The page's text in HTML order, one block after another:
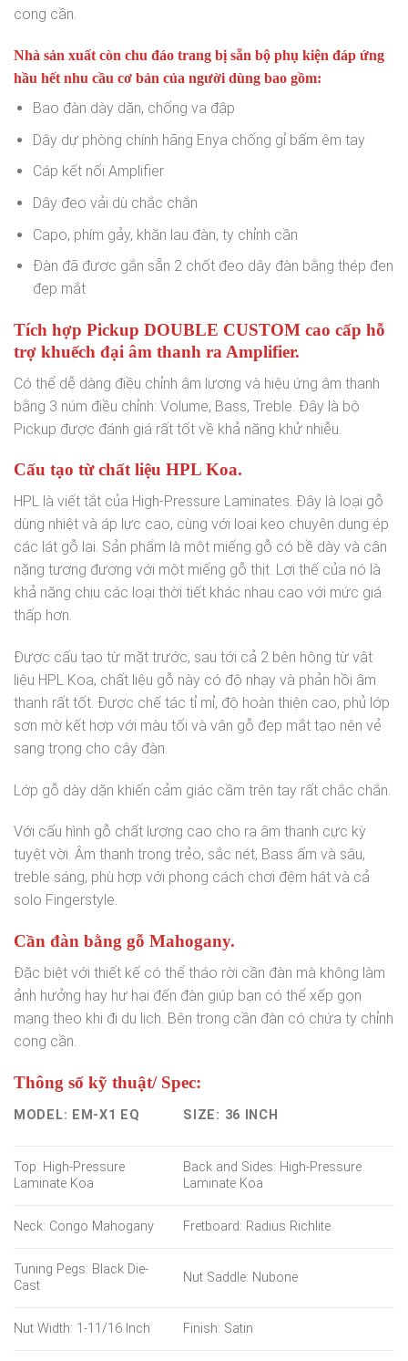
cong cần.
Nhà sản xuất còn chu đáo trang bị sẵn bộ phụ kiện đáp ứng
hầu hết nhu cầu cơ bản của người dùng bao gồm:
Bao đàn dày dặn, chống va đập
Dây dự phòng chính hãng Enya chống gỉ bấm êm tay
Cáp kết nối Amplifier
Dây đeo vải dù chắc chắn
Capo, phím gảy, khăn lau đàn, ty chỉnh cần
Đàn đã được gắn sẵn 2 chốt đeo dây đàn bằng thép đen
đẹp mắt
Tích hợp Pickup DOUBLE CUSTOM cao cấp hỗ
trợ khuếch đại âm thanh ra Amplifier.
Có thể dễ dàng điều chỉnh âm lượng và hiệu ứng âm thanh
bằng 3 núm điều chỉnh: Volume, Bass, Treble. Đây là bộ
Pickup được đánh giá rất tốt về khả năng khử nhiễu.
Cấu tạo từ chất liệu HPL Koa.
HPL là viết tắt của High-Pressure Laminates. Đây là loại gỗ
dùng nhiệt và áp lực cao, cùng với loại keo chuyên dụng ép
các lát gỗ lại. Sản phẩm là một miếng gỗ có bề dày và cân
nặng tương đương với một miếng gỗ thịt. Lợi thế của nó là
khả năng chịu các loại thời tiết khác nhau cao với mức giá
thấp hơn.
Được cấu tạo từ mặt trước, sau tới cả 2 bên hông từ vật
liệu HPL Koa, chất liệu gỗ này có độ nhạy và phản hồi âm
thanh rất tốt. Được chế tác tỉ mỉ, độ hoàn thiện cao, phủ lớp
sơn mờ kết hợp với màu tối và vân gỗ đẹp mắt tạo nên vẻ
sang trọng cho cây đàn.
Lớp gỗ dày dặn khiến cảm giác cầm trên tay rất chắc chắn.
Với cấu hình gỗ chất lượng cao cho ra âm thanh cực kỳ
tuyệt vời. Âm thanh trong trẻo, sắc nét, Bass ấm và sâu,
treble sáng, phù hợp với phong cách chơi đệm hát và cả
solo Fingerstyle.
Cần đàn bằng gỗ Mahogany.
Đặc biệt với thiết kế có thể tháo rời cần đàn mà không làm
ảnh hưởng hay hư hại đến đàn giúp bạn có thể xếp gọn
mang theo khi đi du lịch. Bên trong cần đàn có chứa ty chỉnh
cong cần.
Thông số kỹ thuật/ Spec:
MODEL: EM-X1 EQ SIZE: 36 INCH
Top: High-Pressure
Laminate Koa
Back and Sides: High-Pressure
Laminate Koa
Neck: Congo Mahogany Fretboard: Radius Richlite
Tuning Pegs: Black Die-
Cast
Nut Saddle: Nubone
Nut Width: 1-11/16 Inch Finish: Satin